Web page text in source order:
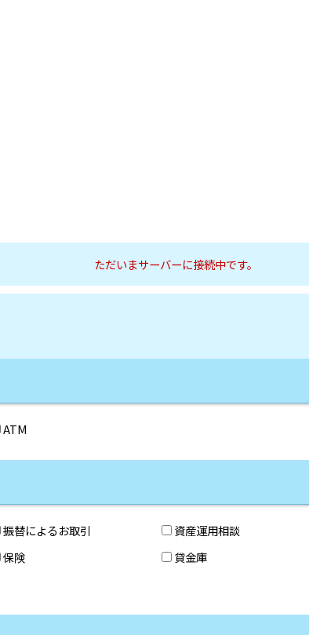
ただいまサーバーに接続中です。
ATM
振替によるお取引 資産運用相談
保険 貸金庫